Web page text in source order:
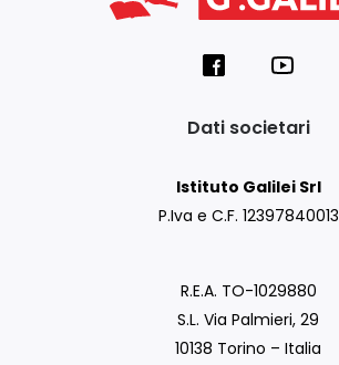
Dati societari
Istituto Galilei Srl
P.Iva e C.F. 12397840013
R.E.A. TO-1029880
S.L. Via Palmieri, 29
10138 Torino – Italia